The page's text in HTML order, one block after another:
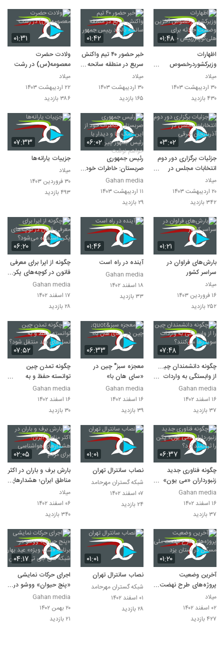
۰۱:۴۸
اظهارات
وزیرکشوردرخصوص
آخرین وضعیت حادثه
برای هلی‌کوپتررییس
جمهور
میلاد
۳۰ اردیبهشت ۱۴۰۳
۴۳۰ بازدید
۰۱:۴۲
خبر حضور ۴۰ تیم واکنش
سریع در منطقه سانحه
بالگرد رییس جمهور
میلاد
۳۰ اردیبهشت ۱۴۰۳
۱۶۵ بازدید
۰۱:۳۱
ولادت حضرت
معصومه(س) در رشت
میلاد
۲۲ اردیبهشت ۱۴۰۳
۳۸۶ بازدید
۰۳:۰۲
جزئیات برگزاری دور دوم
انتخابات مجلس در
آذربایجان شرقی
میلاد
۲۰ اردیبهشت ۱۴۰۳
۳۴۲ بازدید
۰۶:۰۲
رئیس جمهوری
صربستان: خاطرات خود
از این کمک ها و دیدار با
رئیس جمهور چین را
خواهم نوشت
Gahan media
۱۱ اردیبهشت ۱۴۰۳
۲۹ بازدید
۰۷:۳۳
جزییات یارانه‌ها
میلاد
۳۰ فروردین ۱۴۰۳
۴۹۳ بازدید
۰۱:۲۱
بارش‌های فراوان در
سراسر کشور
میلاد
۱۶ فروردین ۱۴۰۳
۲۵۲ بازدید
۰۱:۴۶
آینده در راه است
Gahan media
۱۸ اسفند ۱۴۰۲
۳۳ بازدید
۰۶:۲۰
چگونه از اپرا برای معرفی
قانون در کوچه‌های پکن
استفاده می‌شود؟
Gahan media
۱۷ اسفند ۱۴۰۲
۲۸ بازدید
۰۷:۴۸
چگونه دانشمندان چین را
از وابستگی به واردات
سویا رها می‌کنند؟
Gahan media
۱۶ اسفند ۱۴۰۲
۳۷ بازدید
۰۶:۳۳
معجزه سبز" چین در
«سای هان با»
Gahan media
۱۶ اسفند ۱۴۰۲
۳۹ بازدید
۰۷:۵۲
چگونه تمدن چین
توانسته حفظ و به
نسل‌های بعد منتقل
شود؟
Gahan media
۱۶ اسفند ۱۴۰۲
۳۰ بازدید
۰۶:۳۷
چگونه فناوری جدید
زنبورداران «می یون»
پکن را ثروتمند کرد؟
Gahan media
۱۶ اسفند ۱۴۰۲
۳۷ بازدید
۰۱:۰۱
نصاب سانترال تهران
شبکه گستران مهرحامد
۰۷ اسفند ۱۴۰۲
۲۴ بازدید
۰۲:۰۵
بارش برف و باران در اکثر
مناطق ایران؛ هشدارهای
هواشناسی برای مردم
میلاد
۰۶ اسفند ۱۴۰۲
۳۴۰ بازدید
۰۱:۲۰
آخرین وضعیت
پروژه‌های طرح نهضت
ملی مسکن در استان یزد
میلاد
۰۲ اسفند ۱۴۰۲
۴۲۷ بازدید
۰۱:۰۱
نصاب سانترال تهران
شبکه گستران مهرحامد
۰۱ اسفند ۱۴۰۲
۲۸ بازدید
۰۴:۱۷
اجرای حرکات نمایشی
«پنج حیوان» ووشو در
برنامه «شب ویژه» عید
بهار شبکه سی جی تی
اِن چین
Gahan media
۲۰ بهمن ۱۴۰۲
۲۱ بازدید